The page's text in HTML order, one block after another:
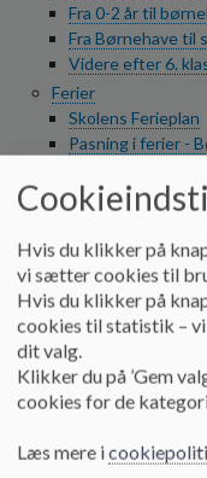
Fra 0-2 år til
Fra Børnehave til
Videre efter 6.
Ferier
Skolens Ferieplan
Pasning i ferier -
Voerladegård-film
Om børnehaven
Om vuggestue
Vores personale
Pædagogisk læreplan
Brug af digitale
Forældresamarbejde
Pædagogisk
Skolen
Hvis du klikker på
vi sætter cookies til
Hvis du klikker på
cookies til statistik –
dit valg.
Klikker du på ’Gem
cookies for de
Læs mere i